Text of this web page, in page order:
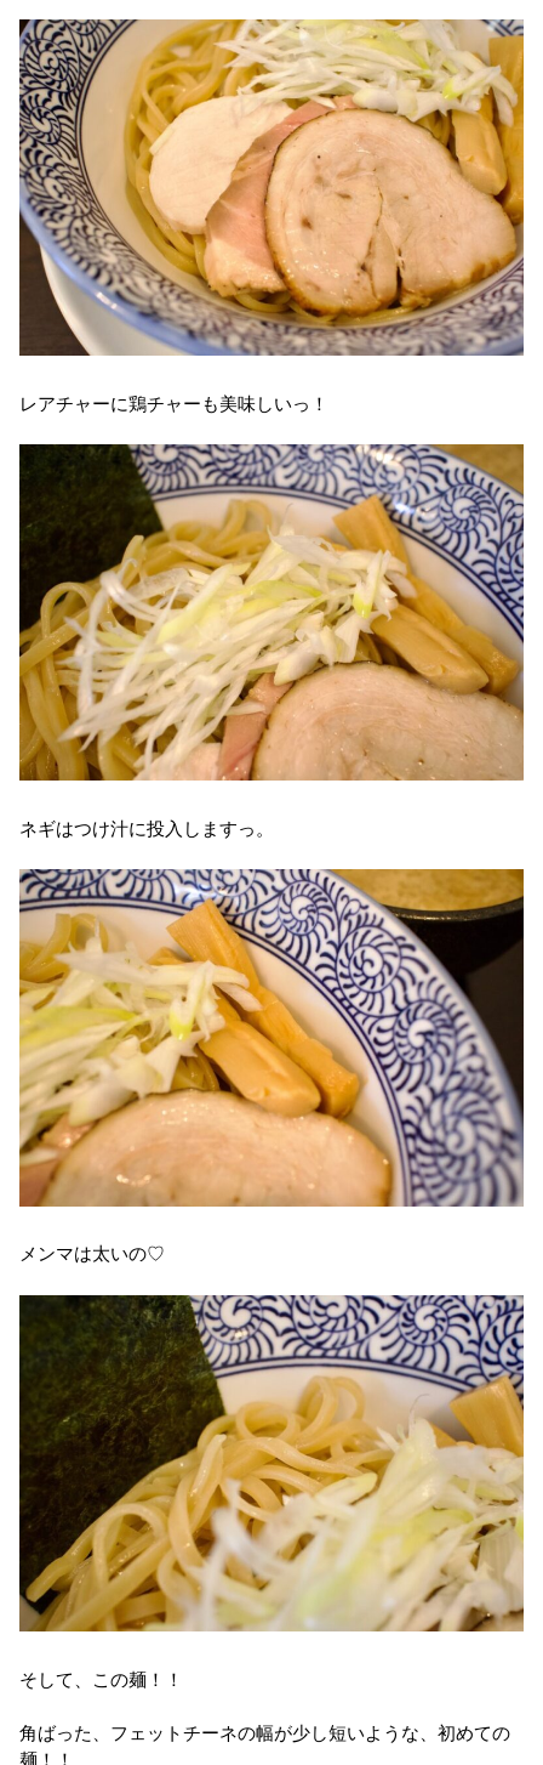
レアチャーに鶏チャーも美味しいっ！
ネギはつけ汁に投入しますっ。
メンマは太いの♡
そして、この麺！！
角ばった、フェットチーネの幅が少し短いような、初めての
麺！！